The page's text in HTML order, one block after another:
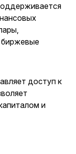
доступ к
и